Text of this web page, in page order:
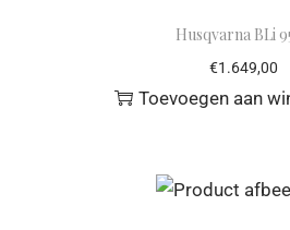
Husqvarna BLi
€1.649,00
Toevoegen aan